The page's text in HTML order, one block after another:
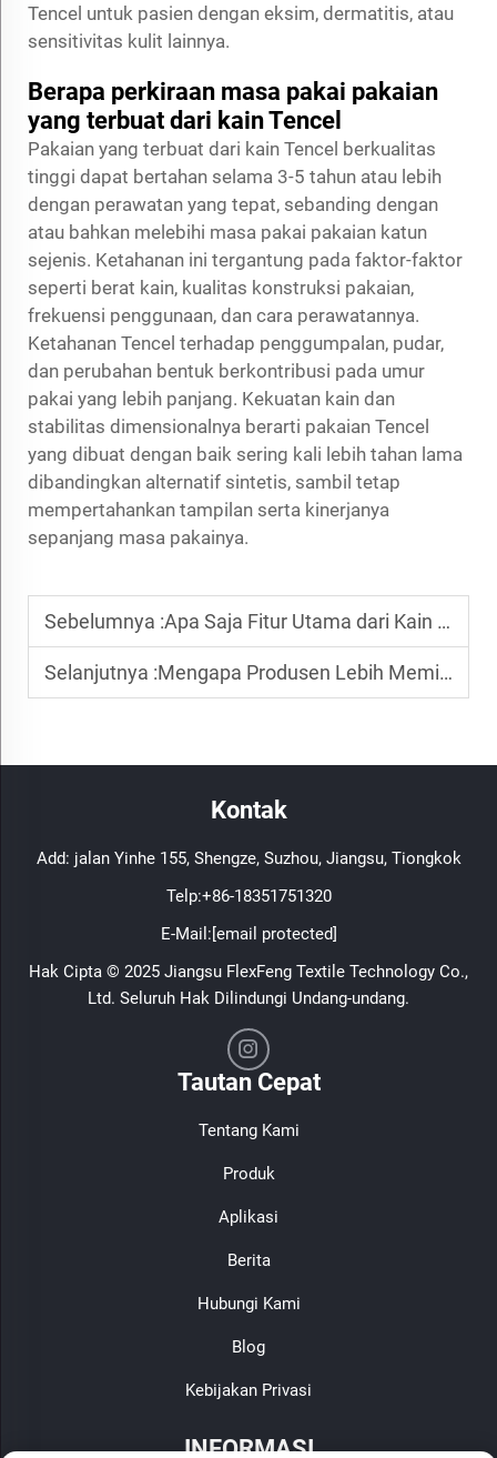
Tencel untuk pasien dengan eksim, dermatitis, atau
sensitivitas kulit lainnya.
Berapa perkiraan masa pakai pakaian
yang terbuat dari kain Tencel
Pakaian yang terbuat dari kain Tencel berkualitas
tinggi dapat bertahan selama 3-5 tahun atau lebih
dengan perawatan yang tepat, sebanding dengan
atau bahkan melebihi masa pakai pakaian katun
sejenis. Ketahanan ini tergantung pada faktor-faktor
seperti berat kain, kualitas konstruksi pakaian,
frekuensi penggunaan, dan cara perawatannya.
Ketahanan Tencel terhadap penggumpalan, pudar,
dan perubahan bentuk berkontribusi pada umur
pakai yang lebih panjang. Kekuatan kain dan
stabilitas dimensionalnya berarti pakaian Tencel
yang dibuat dengan baik sering kali lebih tahan lama
dibandingkan alternatif sintetis, sambil tetap
mempertahankan tampilan serta kinerjanya
sepanjang masa pakainya.
Sebelumnya :Apa Saja Fitur Utama dari Kain Nilon Berbasis Bio
Selanjutnya :Mengapa Produsen Lebih Memilih Mencampur Tencel dengan Rayon atau Nilon
Kontak
Add: jalan Yinhe 155, Shengze, Suzhou, Jiangsu, Tiongkok
Telp:+86-18351751320
E-Mail:[email protected]
Hak Cipta © 2025 Jiangsu FlexFeng Textile Technology Co.,
Ltd. Seluruh Hak Dilindungi Undang-undang.
Tautan Cepat
Tentang Kami
Produk
Aplikasi
Berita
Hubungi Kami
Blog
Kebijakan Privasi
INFORMASI